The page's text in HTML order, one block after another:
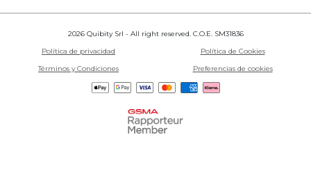
2026 Quibity Srl - All right reserved. C.O.E. SM31836
Política de privacidad
Política de Cookies
Términos y Condiciones
Preferencias de cookies